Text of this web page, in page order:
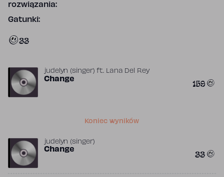
rozwiązania:
Gatunki:
33
​judelyn (singer) ft. Lana Del Rey
Change 159
Koniec wyników
​judelyn (singer)
Change 33